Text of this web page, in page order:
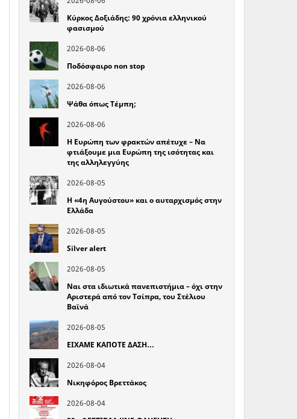
Κύρκος Δοξιάδης: 90 χρόνια ελληνικού
φασισμού
2026-08-06
Ποδόσφαιρο non stop
2026-08-06
Ψάθα όπως Τέμπη;
2026-08-06
Η Ευρώπη των φρακτών απέτυχε – Να
φτιάξουμε μια Ευρώπη της ισότητας και
της αλληλεγγύης
2026-08-05
Η «4η Αυγούστου» και ο αυταρχισμός στην
Ελλάδα
2026-08-05
Silver alert
2026-08-05
Ναι στα ιδιωτικά πανεπιστήμια – όχι στην
Αριστερά από τον Τσίπρα, του Στέλιου
Βαϊνά
2026-08-05
ΕΙΧΑΜΕ ΚΑΠΟΤΕ ΔΑΣΗ…
2026-08-04
Νικηφόρος Βρεττάκος
2026-08-04